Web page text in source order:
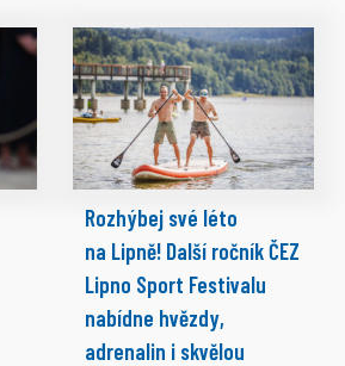
Rozhýbej své léto
na Lipně! Další ročník ČEZ
Lipno Sport Festivalu
nabídne hvězdy,
adrenalin i skvělou